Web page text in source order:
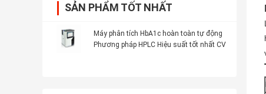
SẢN PHẨM TỐT NHẤT
Máy phân tích HbA1c hoàn toàn tự động
Phương pháp HPLC Hiệu suất tốt nhất CV